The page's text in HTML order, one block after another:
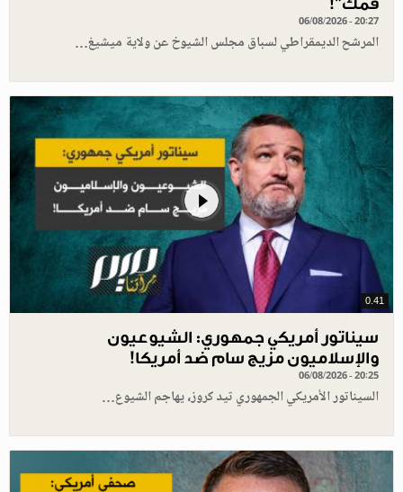
06/08/2026 - 20:27
المرشح الديمقراطي لسباق مجلس الشيوخ عن ولاية ميشيغ…
0.41
سيناتور أمريكي جمهوري: الشيوعيون
والإسلاميون مزيج سام ضد أمريكا!
06/08/2026 - 20:25
السيناتور الأمريكي الجمهوري تيد كروز، يهاجم الشيوع…